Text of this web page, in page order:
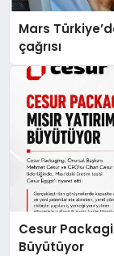
Mars
çağrısı
Cesur
Büyütüyor